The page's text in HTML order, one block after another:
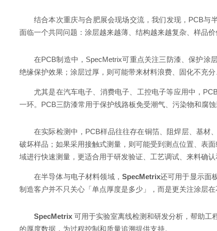
结合本次重庆与合肥展会现场交流，我们发现，PCB与
面临一个共同问题：涂层越来越薄、结构越来越复杂、样品
在PCB制造中，SpecMetrix可重点关注三防漆、保护涂
绝缘保护效果；涂层过厚，则可能带来材料浪费、固化不充
尤其是在汽车电子、消费电子、工控电子等应用中，
一环。PCB三防漆常用于保护线路板免受潮气、污染物和腐
在实际检测中，PCB样品往往存在铜箔、阻焊层、基材
破坏样品；如果采用接触式测量，则可能受到测点位置、表
域进行快速测量，更适合用于研发验证、工艺调试、来料确
在半导体与电子材料领域， SpecMetrix还可用于显示面
制造客户并不只关心「单点厚度是多少」，而是更关注涂层
SpecMetrix 可用于实验室离线检测和研发分析，帮助工
的厚度数据，为过程控制和质量追溯提供支持。